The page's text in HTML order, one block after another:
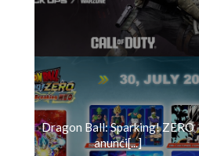
Dragon Ball: Sparking! ZERO
anunci[...]